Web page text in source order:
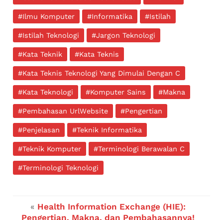
#Ilmu Komputer #Informatika #Istilah
#Istilah Teknologi #Jargon Teknologi
#Kata Teknik #Kata Teknis
#Kata Teknis Teknologi Yang Dimulai Dengan C
#Kata Teknologi #Komputer Sains #Makna
#Pembahasan UrlWebsite #Pengertian
#Penjelasan #Teknik Informatika
#Teknik Komputer #Terminologi Berawalan C
#Terminologi Teknologi
« Health Information Exchange (HIE):
Pengertian, Makna, dan Pembahasannya!